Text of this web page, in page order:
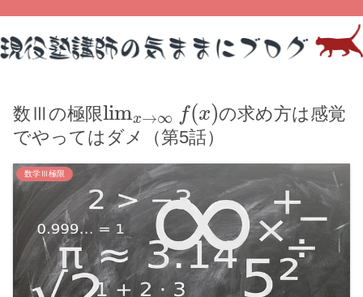
数Ⅲの極限limx→∞ f(x)の求め方は感覚
でやってはダメ（第5話）
数学Ⅲ極限